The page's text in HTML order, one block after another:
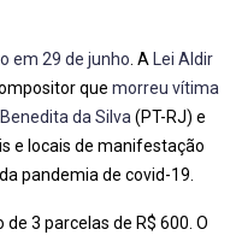
em 29 de junho . A Lei Aldir
que morreu vítima
Benedita da Silva (PT-RJ) e
e locais de manifestação
pandemia de covid-19.
3 parcelas de R$ 600. O